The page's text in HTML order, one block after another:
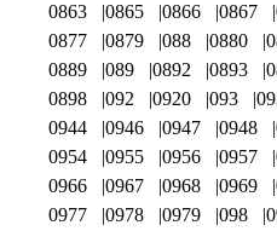
0863
0865 0866 0867
0877
0879 088 0880
0889
089 0892 0893
0898
092 0920 093
0944
0946 0947 0948
0954
0955 0956 0957
0966
0967 0968 0969
0977
0978 0979 098